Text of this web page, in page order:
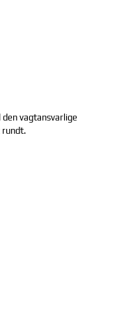
vagtansvarlige
rundt.